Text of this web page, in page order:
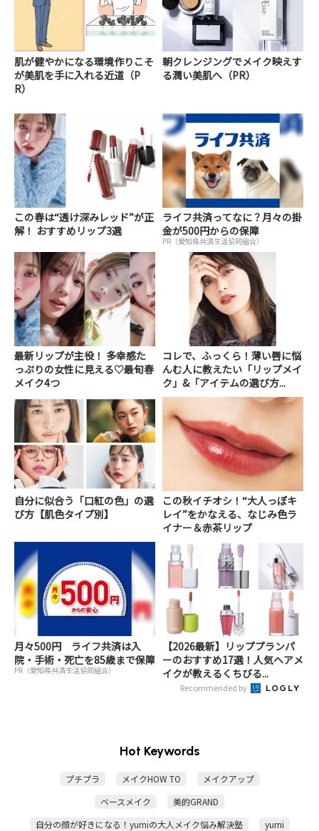
肌が健やかになる環境作りこそ
が美肌を手に入れる近道（P
R）
朝クレンジングでメイク映えす
る潤い美肌へ（PR）
この春は“透け深みレッド”が正
解！ おすすめリップ3選
ライフ共済ってなに？月々の掛
金が500円からの保障
PR（愛知県共済生活協同組合）
最新リップが主役！ 多幸感た
っぷりの女性に見える♡最旬春
メイク4つ
コレで、ふっくら！薄い唇に悩
んむ人に教えたい「リップメイ
ク」&「アイテムの選び方...
自分に似合う「口紅の色」の選
び方【肌色タイプ別】
この秋イチオシ！“大人っぽキ
レイ”をかなえる、なじみ色ラ
イナー＆赤茶リップ
月々500円 ライフ共済は入
院・手術・死亡を85歳まで保障
PR（愛知県共済生活協同組合）
【2026最新】リッププランパ
ーのおすすめ17選！人気ヘアメ
イクが教えるくちびる...
Recommended by
Hot Keywords
プチプラ メイクHOW TO
メイクアップ
ベースメイク
美的GRAND
自分の顔が好きになる！yumiの大人メイク悩み解決塾
yumi